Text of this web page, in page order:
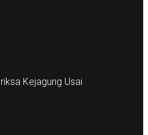
Kejagung Usai